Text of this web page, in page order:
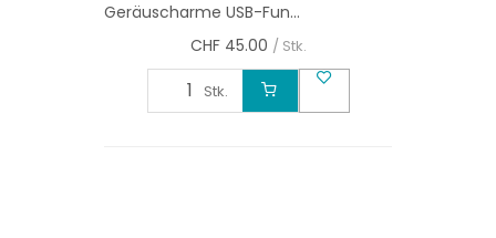
Geräuscharme USB-Fun...
CHF 45.00 / Stk.
Stk.